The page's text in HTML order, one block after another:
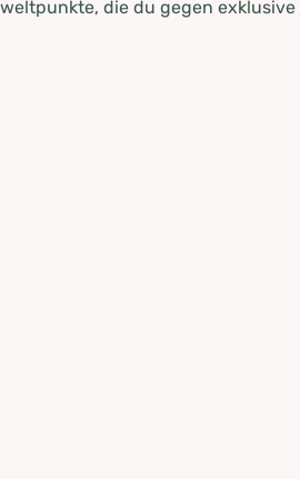
die du gegen exklusive